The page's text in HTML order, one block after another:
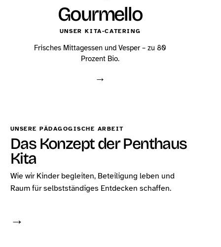
Gourmello
UNSER KITA-CATERING
Frisches Mittagessen und Vesper – zu 80
Prozent Bio.
→
UNSERE PÄDAGOGISCHE ARBEIT
Das Konzept der Penthaus
Kita
Wie wir Kinder begleiten, Beteiligung leben und
Raum für selbstständiges Entdecken schaffen.
→